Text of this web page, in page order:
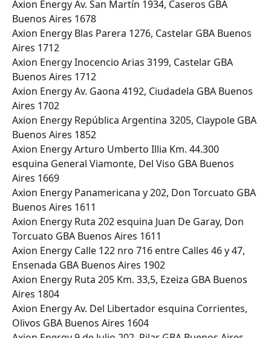
Axion Energy Av. San Martín 1934, Caseros GBA
Buenos Aires 1678
Axion Energy Blas Parera 1276, Castelar GBA Buenos
Aires 1712
Axion Energy Inocencio Arias 3199, Castelar GBA
Buenos Aires 1712
Axion Energy Av. Gaona 4192, Ciudadela GBA Buenos
Aires 1702
Axion Energy República Argentina 3205, Claypole GBA
Buenos Aires 1852
Axion Energy Arturo Umberto Illia Km. 44.300
esquina General Viamonte, Del Viso GBA Buenos
Aires 1669
Axion Energy Panamericana y 202, Don Torcuato GBA
Buenos Aires 1611
Axion Energy Ruta 202 esquina Juan De Garay, Don
Torcuato GBA Buenos Aires 1611
Axion Energy Calle 122 nro 716 entre Calles 46 y 47,
Ensenada GBA Buenos Aires 1902
Axion Energy Ruta 205 Km. 33,5, Ezeiza GBA Buenos
Aires 1804
Axion Energy Av. Del Libertador esquina Corrientes,
Olivos GBA Buenos Aires 1604